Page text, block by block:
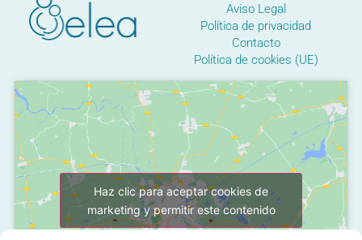
Aviso Legal
Política de privacidad
Contacto
Política de cookies (UE)
Haz clic para aceptar cookies de
marketing y permitir este contenido